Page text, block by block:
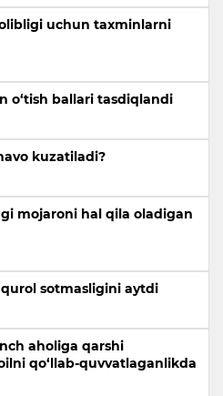
uchun taxminlarni
o‘tish ballari tasdiqlandi
kuzatiladi?
mojaroni hal qila oladigan
sotmasligini aytdi
aholiga qarshi
qo‘llab-quvvatlaganlikda